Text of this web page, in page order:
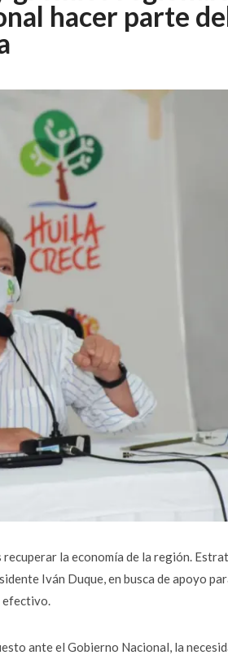
hacer parte
la economía de la región.
Iván Duque, en busca de apoyo
ante el Gobierno Nacional, la